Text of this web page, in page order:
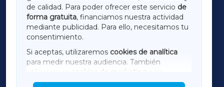
de calidad. Para poder ofrecer este servicio de
forma gratuita, financiamos nuestra actividad
mediante publicidad. Para ello, necesitamos tu
consentimiento.
Si aceptas, utilizaremos cookies de analítica
para medir nuestra audiencia. También
utilizaremos
cookies de marketing
mostrar publicidad de terceros.
TERRACHAXA
AMARIÑAXA